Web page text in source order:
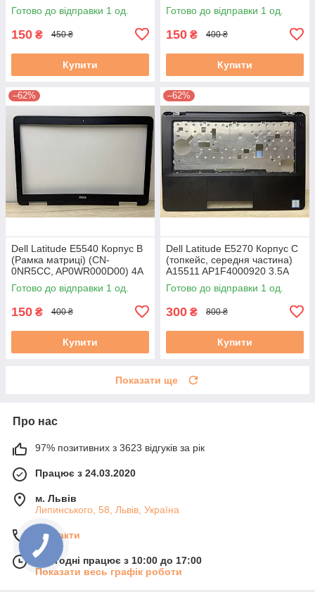
Готово до відправки 1 од.
150 ₴ 450 ₴
Купити
Готово до відправки 1 од.
150 ₴ 400 ₴
Купити
–62%
Dell Latitude E5540 Корпус B
(Рамка матриці) (CN-
0NR5CC, AP0WR000D00) 4A
б/в #
Готово до відправки 1 од.
150 ₴ 400 ₴
Купити
–62%
Dell Latitude E5270 Корпус C
(топкейс, середня частина)
A15511 AP1F4000920 3.5A
Готово до відправки 1 од.
300 ₴ 800 ₴
Купити
Показати ще
Про нас
97% позитивних з 3623 відгуків за рік
Працює з 24.03.2020
м. Львів
Липинського, 58, Львів, Україна
Контакти
Сьогодні працює з 10:00 до 17:00
Показати весь графік роботи